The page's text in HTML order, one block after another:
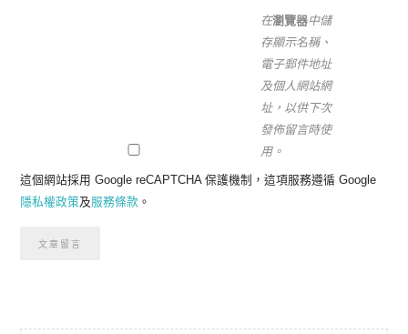
在瀏覽器中儲
存顯示名稱、
電子郵件地址
及個人網站網
址，以供下次
發佈留言時使
用。
這個網站採用 Google reCAPTCHA 保護機制，這項服務遵循 Google
隱私權政策及服務條款 。